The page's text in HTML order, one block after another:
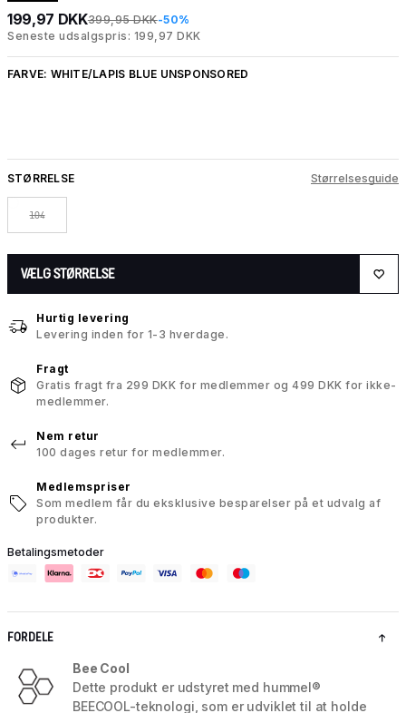
199,97 DKK399,95 DKK-50%
Seneste udsalgspris: 199,97 DKK
FARVE: WHITE/LAPIS BLUE UNSPONSORED
STØRRELSE Størrelsesguide
104
VÆLG STØRRELSE
Hurtig levering
Levering inden for 1-3 hverdage.
Fragt
Gratis fragt fra 299 DKK for medlemmer og 499 DKK for ikke-
medlemmer.
Nem retur
100 dages retur for medlemmer.
Medlemspriser
Som medlem får du eksklusive besparelser på et udvalg af
produkter.
Betalingsmetoder
FORDELE
Bee Cool
Dette produkt er udstyret med hummel®
BEECOOL-teknologi, som er udviklet til at holde